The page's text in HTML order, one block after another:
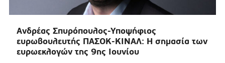
Ανδρέας Σπυρόπουλος-Υποψήφιος
ευρωβουλευτής ΠΑΣΟΚ-ΚΙΝΑΛ: Η σημασία των
ευρωεκλογών της 9ης Ιουνίου